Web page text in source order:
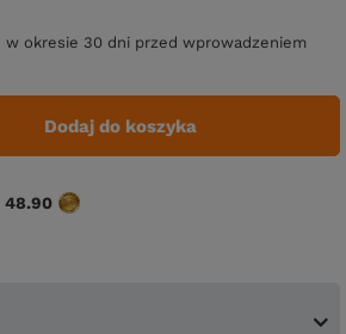
w okresie 30 dni przed wprowadzeniem
Dodaj do koszyka
48.90